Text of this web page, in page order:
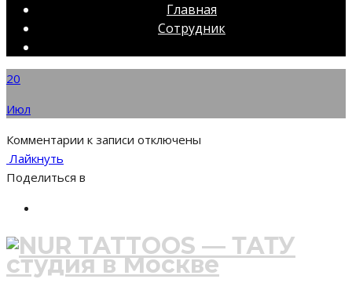
Главная
Сотрудник
20
Июл
Комментарии к записи отключены
Лайкнуть
Поделиться в